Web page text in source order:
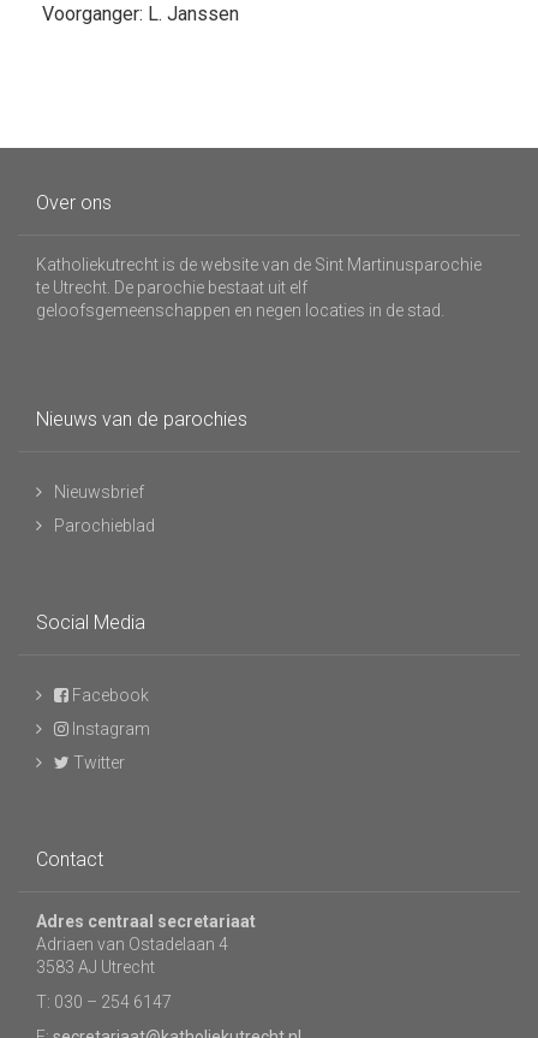
Voorganger: L. Janssen
Over ons
Katholiekutrecht is de website van de Sint Martinusparochie
te Utrecht. De parochie bestaat uit elf
geloofsgemeenschappen en negen locaties in de stad.
Nieuws van de parochies
Nieuwsbrief
Parochieblad
Social Media
Facebook
Instagram
Twitter
Contact
Adres centraal secretariaat
Adriaen van Ostadelaan 4
3583 AJ Utrecht
T: 030 – 254 6147